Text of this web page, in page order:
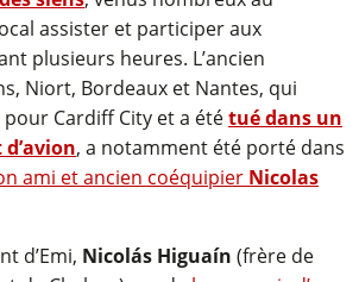
assister et participer aux
plusieurs heures. L’ancien
Niort, Bordeaux et Nantes, qui
Cardiff City et a ététué dans un
, a notamment été porté dans
ami et ancien coéquipier Nicolas
d’Emi, Nicolás Higuaín (frère de